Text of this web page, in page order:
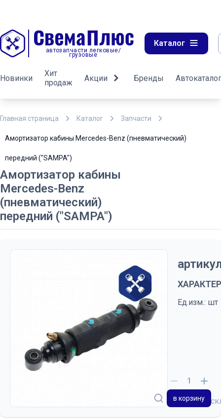
автозапчасти легковые/
грузовые
Каталог
Новинки
Хит
продаж
Акции Бренды Автокаталог
Главная страница Каталог Запчасти
Амортизатор кабины Mercedes-Benz (пневматический)
передний ("SAMPA")
Амортизатор кабины
Mercedes-Benz
(пневматический)
передний ("SAMPA")
Ед.изм.: шт
на
в корзину